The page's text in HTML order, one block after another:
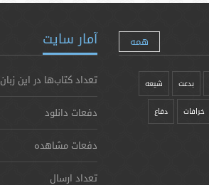
همه
بدعت شیعه
خرافات دفاع
آمار سایت
تعداد کتاب‌ها در این زبان
دفعات دانلود
دفعات مشاهده
تعداد ارسال